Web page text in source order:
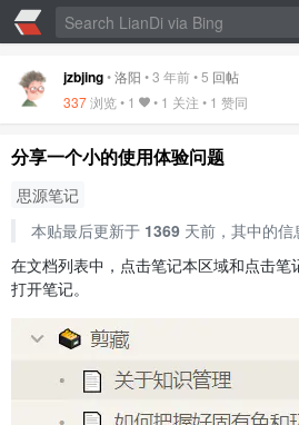
jzbjing•洛阳 •3 年前•5 回帖
337浏览 • 1 • 1 关注 • 1 赞同
分享一个小的使用体验问题
思源笔记
本贴最后更新于 1369天前，其中的信
在文档列表中，点击笔记本区域和点击笔
打开笔记。